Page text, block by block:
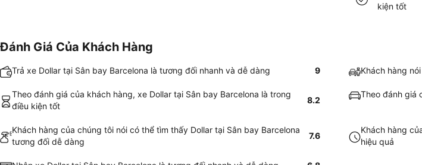
kiện tốt
Đánh Giá Của Khách Hàng
Trả xe Dollar tại Sân bay Barcelona là tương đối nhanh và dễ dàng 9 Khách hàng
Theo đánh giá của khách hàng, xe Dollar tại Sân bay Barcelona là trong
điều kiện tốt
8.2
Theo đánh giá
Khách hàng của chúng tôi nói có thể tìm thấy Dollar tại Sân bay Barcelona
tương đối dễ dàng
7.6
Khách hàng
hiệu quả